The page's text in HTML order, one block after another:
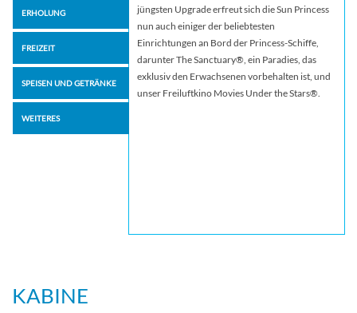
ERHOLUNG
FREIZEIT
SPEISEN UND GETRÄNKE
WEITERES
jüngsten Upgrade erfreut sich die Sun Princess
nun auch einiger der beliebtesten
Einrichtungen an Bord der Princess-Schiffe,
darunter The Sanctuary®, ein Paradies, das
exklusiv den Erwachsenen vorbehalten ist, und
unser Freiluftkino Movies Under the Stars®.
KABINE